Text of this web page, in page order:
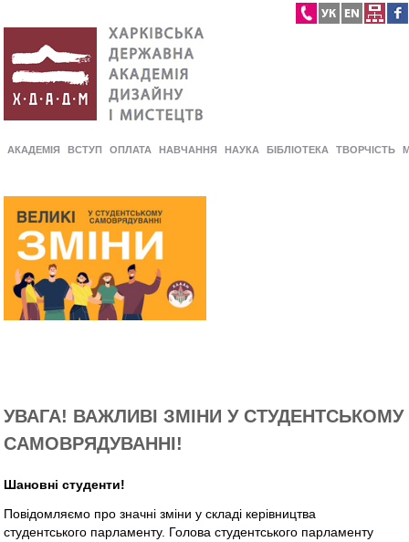
АКАДЕМІЯ ВСТУП ОПЛАТА НАВЧАННЯ НАУКА БІБЛІОТЕКА ТВОРЧІСТЬ
УВАГА! ВАЖЛИВІ ЗМІНИ У СТУДЕНТСЬКОМУ
САМОВРЯДУВАННІ!
Шановні студенти!
Повідомляємо про значні зміни у складі керівництва
студентського парламенту. Голова студентського парламенту